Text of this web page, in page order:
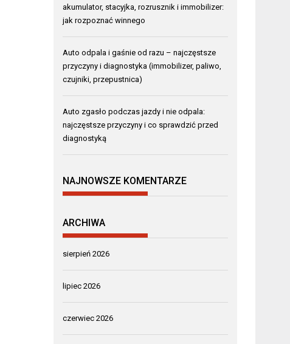
akumulator, stacyjka, rozrusznik i immobilizer:
jak rozpoznać winnego
Auto odpala i gaśnie od razu – najczęstsze
przyczyny i diagnostyka (immobilizer, paliwo,
czujniki, przepustnica)
Auto zgasło podczas jazdy i nie odpala:
najczęstsze przyczyny i co sprawdzić przed
diagnostyką
NAJNOWSZE KOMENTARZE
ARCHIWA
sierpień 2026
lipiec 2026
czerwiec 2026